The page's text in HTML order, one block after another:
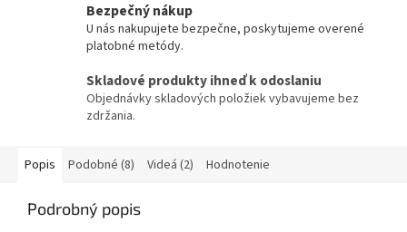
Bezpečný nákup
U nás nakupujete bezpečne, poskytujeme overené
platobné metódy.
Skladové produkty ihneď k odoslaniu
Objednávky skladových položiek vybavujeme bez
zdržania.
Popis Podobné (8) Videá (2) Hodnotenie
Podrobný popis